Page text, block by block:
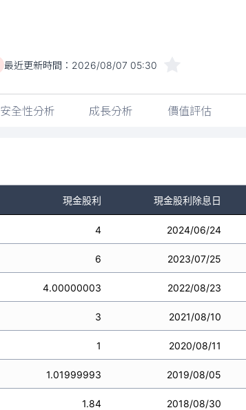
最近更新時間： 2026/08/07 05:30
安全性分析 成長分析 價值評估
現金股利 現金股利除息日
4 2024/06/24
6 2023/07/25
4.00000003 2022/08/23
3 2021/08/10
1 2020/08/11
1.01999993 2019/08/05
1.84 2018/08/30